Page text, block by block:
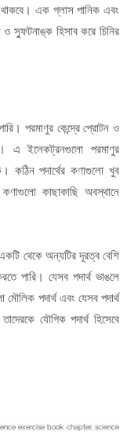
থাকবে। এক গ্লাস পানিক এবং
স্ফুটনাঙ্ক হিসাব করে চিনির
পরমাণুর কেন্দ্রে প্রোটন ও
এ ইলেকট্রনগুলো পরমাণুর
কঠিন পদার্থের কণাগুলো খুব
কণাগুলো কাছাকাছি অবস্থানে
থেকে অন্যটির দূরত্ব বেশি
পারি। যেসব পদার্থ ভাঙলে
পদার্থ এবং যেসব পদার্থ
যৌগিক পদার্থ হিসেবে
exercise book chapter,science